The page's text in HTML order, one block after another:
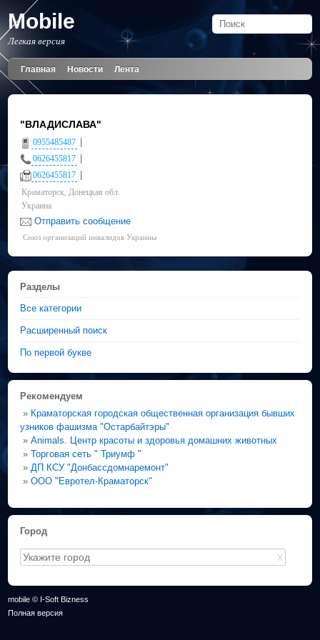
Mobile
Легкая версия
Главная Новости Лента
"ВЛАДИСЛАВА"
0955485487
0626455817
0626455817
Краматорск, Донецкая обл.
Украина
Отправить сообщение
Союз организаций инвалидов Украины
Разделы
Все категории
Расширенный поиск
По первой букве
Рекомендуем
» Краматорская городская общественная организация бывших
узников фашизма "Остарбайтэры"
»Animals. Центр красоты и здоровья домашних животных
»Торговая сеть " Триумф "
» ДП КСУ "Донбассдомнаремонт"
»ООО "Евротел-Краматорск"
Город
X
mobile © I-Soft Bizness
Полная версия